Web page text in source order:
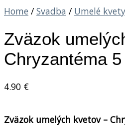
Home / Svadba / Umelé kvety
Zväzok
Chryzantéma
4.90 €
Zväzok umelých kvetov –